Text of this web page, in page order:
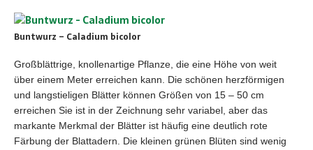
Buntwurz – Caladium bicolor
Großblättrige, knollenartige Pflanze, die eine Höhe von weit
über einem Meter erreichen kann. Die schönen herzförmigen
und langstieligen Blätter können Größen von 15 – 50 cm
erreichen Sie ist in der Zeichnung sehr variabel, aber das
markante Merkmal der Blätter ist häufig eine deutlich rote
Färbung der Blattadern. Die kleinen grünen Blüten sind wenig